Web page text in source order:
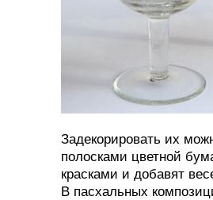
Задекорировать их
полосками цветной
красками и добавят
В пасхальных